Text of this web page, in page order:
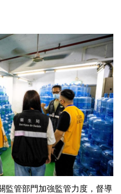
監管部門加強監管力度，督導